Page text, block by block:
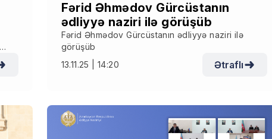
Fərid Əhmədov Gürcüstanın
ədliyyə naziri ilə görüşüb
Fərid Əhmədov Gürcüstanın ədliyyə naziri ilə
görüşüb
13.11.25 | 14:20
Ətraflı